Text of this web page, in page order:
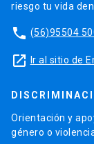
riesgo tu vida
phone (56)95504
launch Ir al sitio de
Orientación y
género o